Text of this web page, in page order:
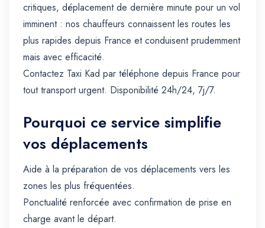
critiques, déplacement de dernière minute pour un vol
imminent : nos chauffeurs connaissent les routes les
plus rapides depuis France et conduisent prudemment
mais avec efficacité.
Contactez Taxi Kad par téléphone depuis France pour
tout transport urgent. Disponibilité 24h/24, 7j/7.
Pourquoi ce service simplifie
vos déplacements
Aide à la préparation de vos déplacements vers les
zones les plus fréquentées.
Ponctualité renforcée avec confirmation de prise en
charge avant le départ.